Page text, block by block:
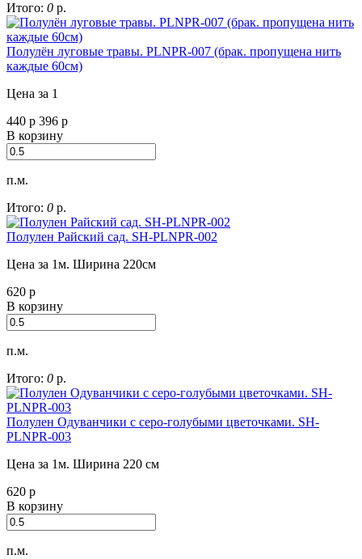
Итого: 0 р.
Полулён луговые травы. PLNPR-007 (брак. пропущена нить
каждые 60см)
Цена за 1
440 р 396 р
В корзину
п.м.
Итого: 0 р.
Полулен Райский сад. SH-PLNPR-002
Цена за 1м. Ширина 220см
620 р
В корзину
п.м.
Итого: 0 р.
Полулен Одуванчики с серо-голубыми цветочками. SH-
PLNPR-003
Цена за 1м. Ширина 220 см
620 р
В корзину
п.м.